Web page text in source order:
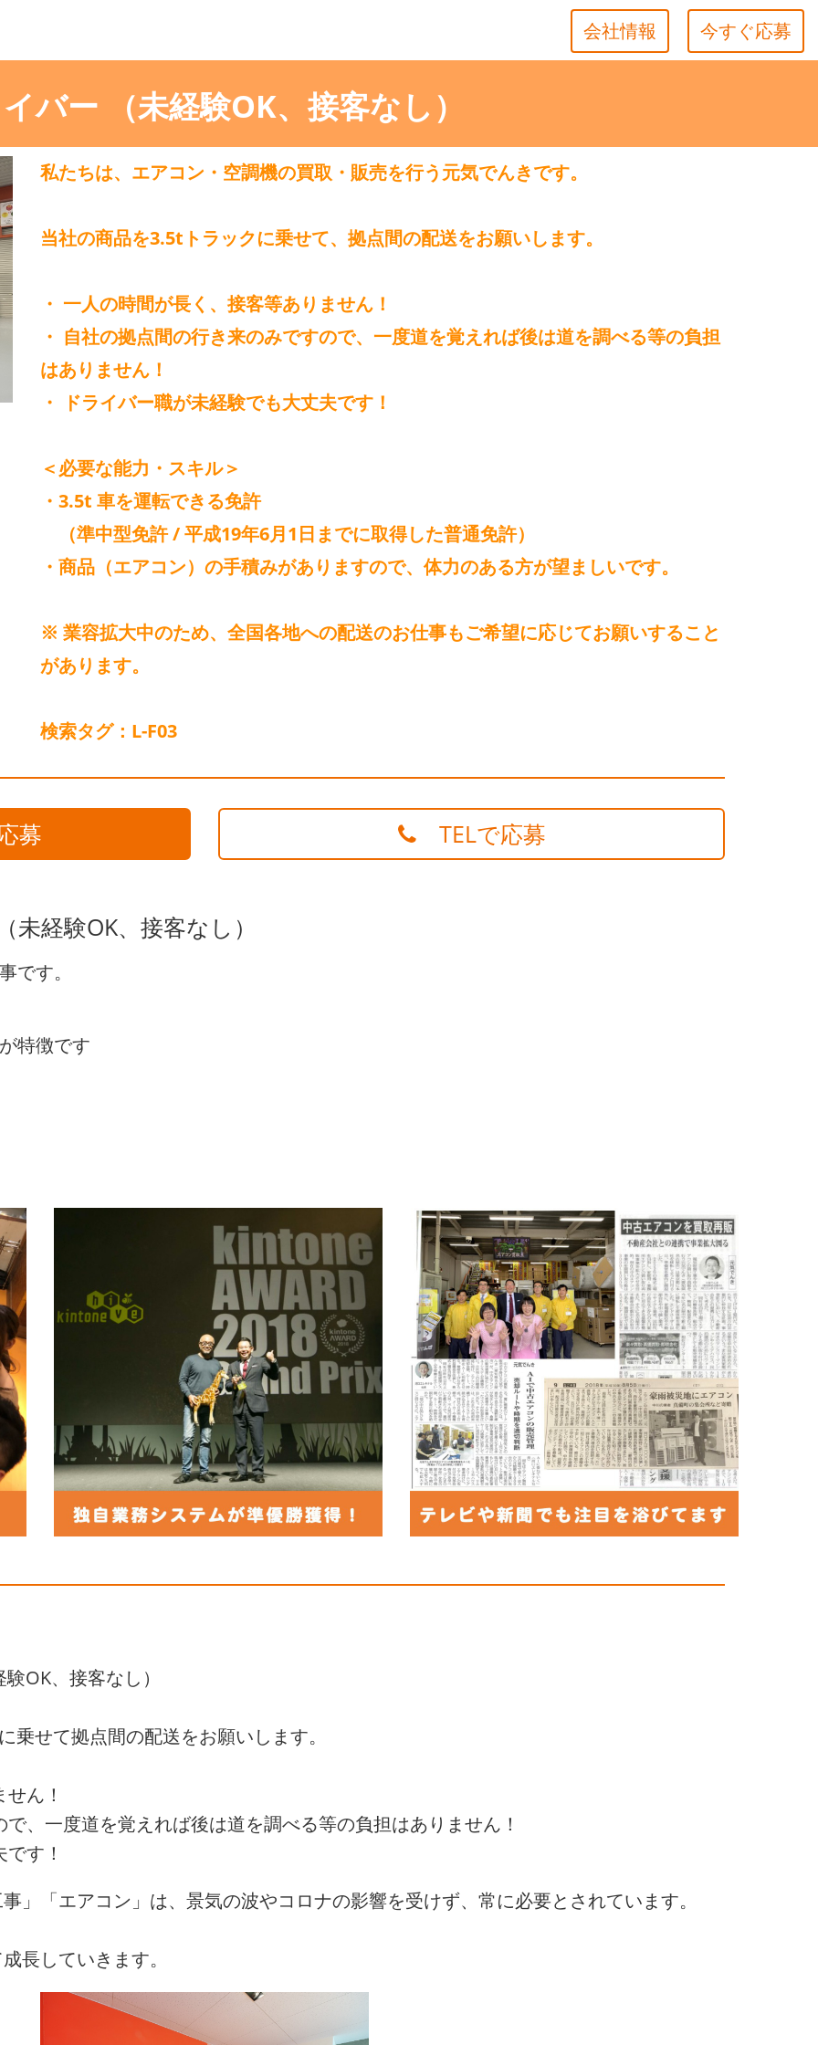
今すぐ応募
会社情報
バー （未経験OK、接客なし）
私たちは、エアコン・空調機の買取・販売を行う元気でんきです。
当社の商品を3.5tトラックに乗せて、拠点間の配送をお願いします。
・ 一人の時間が長く、接客等ありません！
・ 自社の拠点間の行き来のみですので、一度道を覚えれば後は道を調べる等の負担
はありません！
・ ドライバー職が未経験でも大丈夫です！
＜必要な能力・スキル＞
・3.5t 車を運転できる免許
（準中型免許 / 平成19年6月1日までに取得した普通免許）
・商品（エアコン）の手積みがありますので、体力のある方が望ましいです。
※ 業容拡大中のため、全国各地への配送のお仕事もご希望に応じてお願いすること
があります。
検索タグ：L-F03
募 TELで応募
経験OK、接客なし）
です。
特徴です
OK、接客なし）
せて拠点間の配送をお願いします。
ん！
、一度道を覚えれば後は道を調べる等の負担はありません！
す！
」「エアコン」は、景気の波やコロナの影響を受けず、常に必要とされています。
長していきます。